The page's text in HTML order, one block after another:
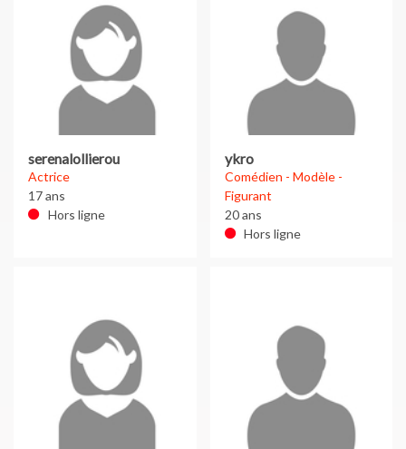
serenalollierou
Actrice
17 ans
Hors ligne
ykro
Comédien - Modèle -
Figurant
20 ans
Hors ligne